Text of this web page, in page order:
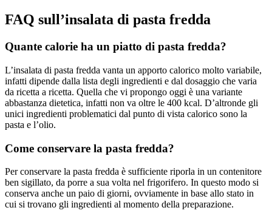
FAQ sull’insalata di pasta fredda
Quante calorie ha un piatto di pasta fredda?
L’insalata di pasta fredda vanta un apporto calorico molto variabile,
infatti dipende dalla lista degli ingredienti e dal dosaggio che varia
da ricetta a ricetta. Quella che vi propongo oggi è una variante
abbastanza dietetica, infatti non va oltre le 400 kcal. D’altronde gli
unici ingredienti problematici dal punto di vista calorico sono la
pasta e l’olio.
Come conservare la pasta fredda?
Per conservare la pasta fredda è sufficiente riporla in un contenitore
ben sigillato, da porre a sua volta nel frigorifero. In questo modo si
conserva anche un paio di giorni, ovviamente in base allo stato in
cui si trovano gli ingredienti al momento della preparazione.